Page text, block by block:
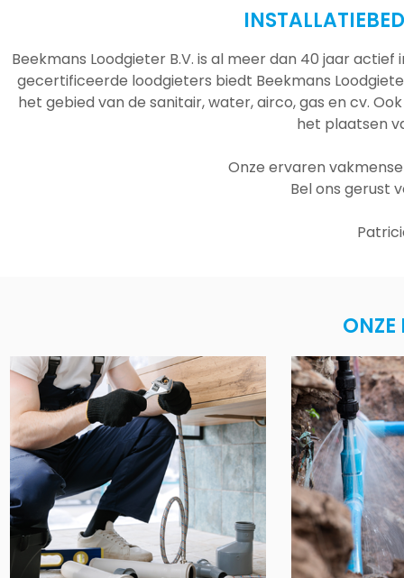
Beekmans Loodgieter B.V. is al meer dan 40 jaar
gecertificeerde loodgieters biedt Beekmans
het gebied van de sanitair, water, airco, gas en cv.
het plaatsen
Onze ervaren
Bel ons gerust
ONZE